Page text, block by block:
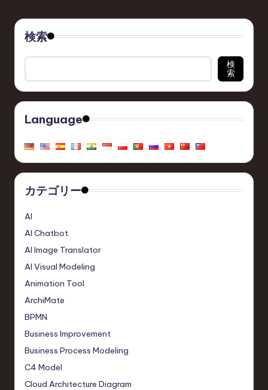
T
h
a
n
d
n
o
v
a
ti
o
n
検索
検
索
Language
カテゴリー
AI
AI Chatbot
AI Image Translator
AI Visual Modeling
Animation Tool
ArchiMate
BPMN
Business Improvement
Business Process Modeling
C4 Model
Cloud Architecture Diagram